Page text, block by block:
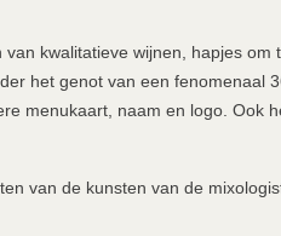
kwalitatieve wijnen, hapjes om
het genot van een fenomenaal
menukaart, naam en logo. Ook
van de kunsten van de